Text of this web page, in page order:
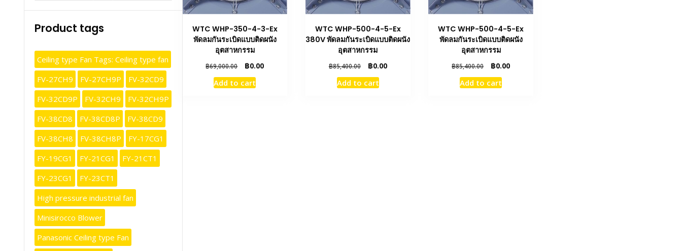
WTC WHP-350-4-3-Ex
พัดลมกันระเบิดแบบติดผนัง
อุตสาหกรรม
฿69,000.00
Original
price
was:
฿0.00Current
Add to cart
WTC WHP-500-4-5-Ex
380V พัดลมกันระเบิดแบบติดผนัง
อุตสาหกรรม
฿85,400.00
Original
price
was:
฿0.00Current
Add to cart
WTC WHP-500-4-5-Ex
พัดลมกันระเบิดแบบติดผนัง
อุตสาหกรรม
฿85,400.00
Original
price
was:
฿0.00Current
Add to cart
Product tags
Ceiling type Fan Tags: Ceiling type fan
FV-27CH9
FV-27CH9P
FV-32CD9
FV-32CD9P
FV-32CH9
FV-32CH9P
FV-38CD8
FV-38CD8P
FV-38CD9
FV-38CH8
FV-38CH8P
FY-17CG1
FY-19CG1
FY-21CG1
FY-21CT1
FY-23CG1
FY-23CT1
High pressure industrial fan
Minisirocco Blower
Panasonic Ceiling type Fan